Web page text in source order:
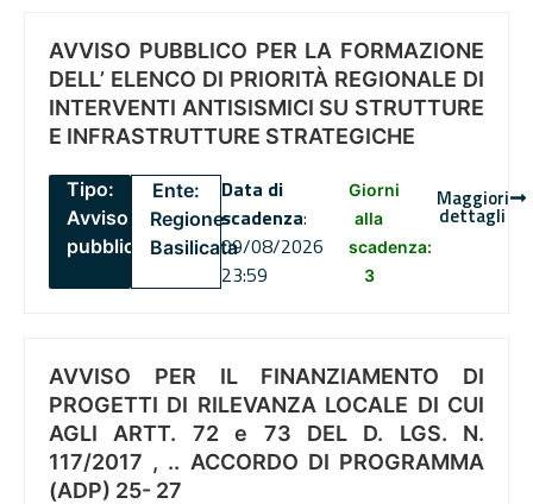
AVVISO PUBBLICO PER LA FORMAZIONE
DELL’ ELENCO DI PRIORITÀ REGIONALE DI
INTERVENTI ANTISISMICI SU STRUTTURE
E INFRASTRUTTURE STRATEGICHE
Tipo:
Avviso
pubblico
Ente:
Regione
Basilicata
Data di
scadenza:
09/08/2026
23:59
Giorni
alla
scadenza:
3
Maggiori
dettagli
AVVISO PER IL FINANZIAMENTO DI
PROGETTI DI RILEVANZA LOCALE DI CUI
AGLI ARTT. 72 e 73 DEL D. LGS. N.
117/2017 , .. ACCORDO DI PROGRAMMA
(ADP) 25- 27